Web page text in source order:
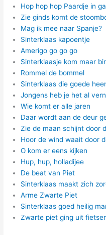
Hop hop hop Paardje in
Zie ginds komt de
Mag ik mee naar Spanje?
Sinterklaas kapoentje
Amerigo go go go
Sinterklaasje kom maar
Rommel de bommel
Sinterklaas die goede heer
Jongens heb je het al
Wie komt er alle jaren
Daar wordt aan de deur
Zie de maan schijnt door
Hoor de wind waait door
O kom er eens kijken
Hup, hup, holladijee
De beat van Piet
Sinterklaas maakt zich
Arme Zwarte Piet
Sinterklaas goed heilig
Zwarte piet ging uit